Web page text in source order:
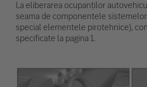
La eliberarea ocupanților
seama de componentele
special elementele pirotehnice),
specificate la pagina 1.